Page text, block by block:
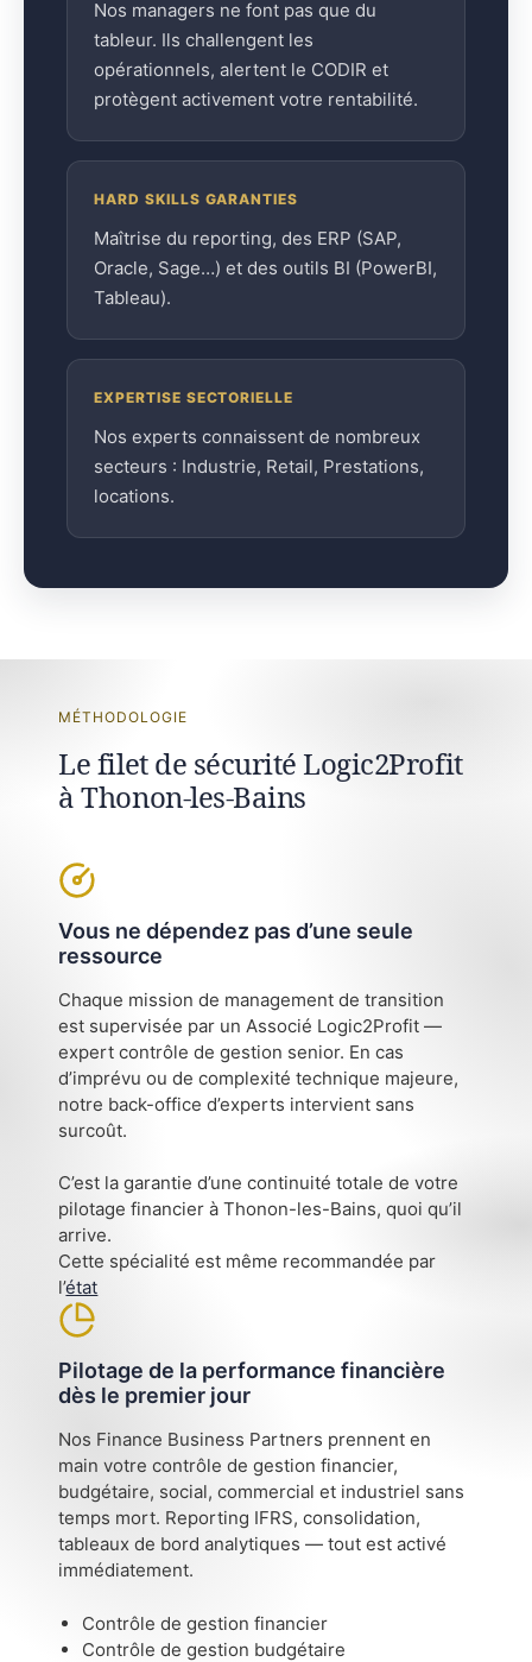
Nos managers ne font pas que du
tableur. Ils challengent les
opérationnels, alertent le CODIR et
protègent activement votre rentabilité.
HARD SKILLS GARANTIES
Maîtrise du reporting, des ERP (SAP,
Oracle, Sage…) et des outils BI (PowerBI,
Tableau).
EXPERTISE SECTORIELLE
Nos experts connaissent de nombreux
secteurs : Industrie, Retail, Prestations,
locations.
MÉTHODOLOGIE
Le filet de sécurité Logic2Profit
à Thonon-les-Bains
Vous ne dépendez pas d’une seule
ressource
Chaque mission de management de transition
est supervisée par un Associé Logic2Profit —
expert contrôle de gestion senior. En cas
d’imprévu ou de complexité technique majeure,
notre back-office d’experts intervient sans
surcoût.
C’est la garantie d’une continuité totale de votre
pilotage financier à Thonon-les-Bains, quoi qu’il
arrive.
Cette spécialité est même recommandée par
l’état
Pilotage de la performance financière
dès le premier jour
Nos Finance Business Partners prennent en
main votre contrôle de gestion financier,
budgétaire, social, commercial et industriel sans
temps mort. Reporting IFRS, consolidation,
tableaux de bord analytiques — tout est activé
immédiatement.
Contrôle de gestion financier
Contrôle de gestion budgétaire